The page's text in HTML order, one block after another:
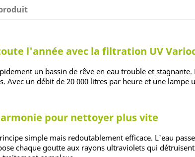
l'année avec la filtration UV
un bassin de rêve en eau trouble et stagnante.
Avec un débit de 20 000 litres par heure et une
pour nettoyer plus vite
simple mais redoutablement efficace. L'eau
chaque goutte aux rayons ultraviolets qui